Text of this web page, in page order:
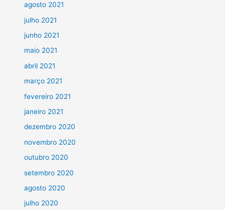
agosto 2021
julho 2021
junho 2021
maio 2021
abril 2021
março 2021
fevereiro 2021
janeiro 2021
dezembro 2020
novembro 2020
outubro 2020
setembro 2020
agosto 2020
julho 2020